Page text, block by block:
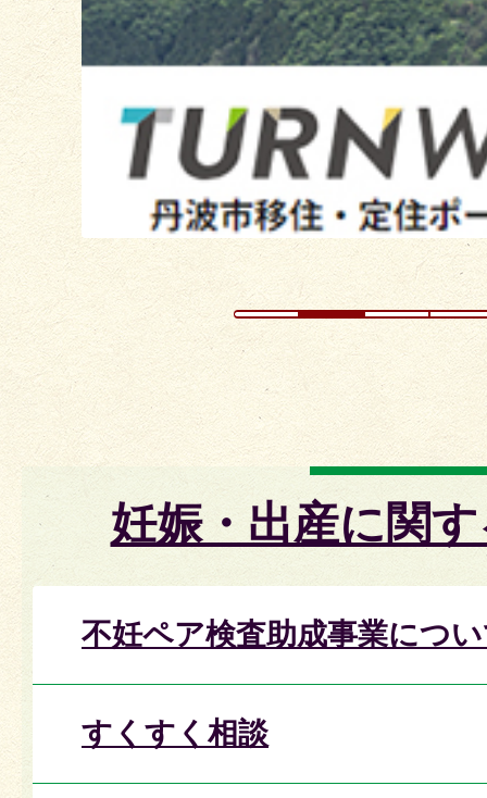
ス
ラ
イ
ド
妊娠・出産に関
不妊ペア検査助成事業につ
すくすく相談